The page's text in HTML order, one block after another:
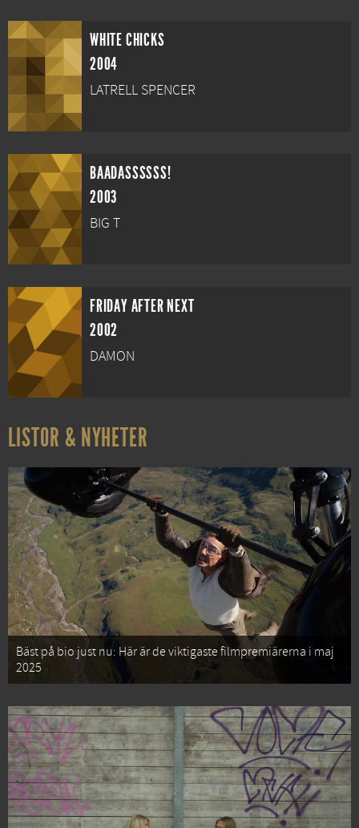
WHITE CHICKS
2004
LATRELL SPENCER
BAADASSSSSS!
2003
BIG T
FRIDAY AFTER NEXT
2002
DAMON
LISTOR & NYHETER
Bäst på bio just nu: Här är de viktigaste filmpremiärerna i maj
2025